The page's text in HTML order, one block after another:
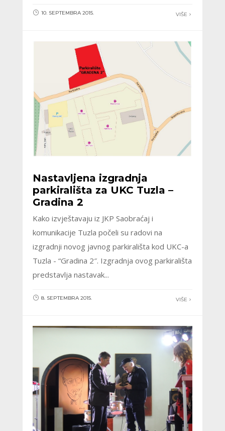
VIŠE
10. SEPTEMBRA 2015.
Nastavljena izgradnja
parkirališta za UKC Tuzla –
Gradina 2
Kako izvještavaju iz JKP Saobraćaj i
komunikacije Tuzla počeli su radovi na
izgradnji novog javnog parkirališta kod UKC-a
Tuzla - “Gradina 2″. Izgradnja ovog parkirališta
predstavlja nastavak...
VIŠE
8. SEPTEMBRA 2015.